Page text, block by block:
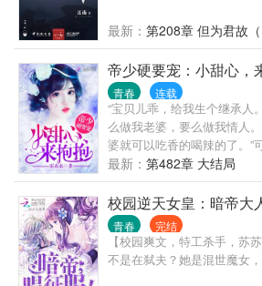
最新： 第208章 但为君故（
帝少硬要宠：小甜心，
青春 连载
“宝贝儿乖，给我生个继承人
么做我老婆，要么做我情人
婆就可以吃香的喝辣的了。”
最新： 第482章 大结局
校园逆天女皇：暗帝大
青春 完结
【校园爽文，特工杀手，苏
不是在弑夫？她是混世魔女